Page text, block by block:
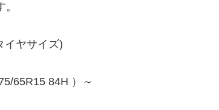
イヤサイズ)
65R15 84H ）～